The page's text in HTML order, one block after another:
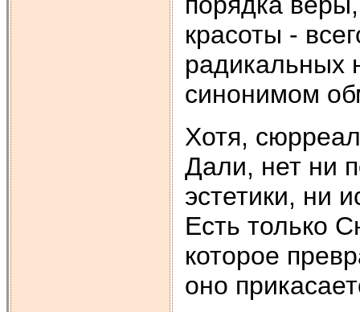
красоты -
радикальных
синонимом
Хотя,
Дали, нет ни
эстетики, ни
Есть только
которое
оно